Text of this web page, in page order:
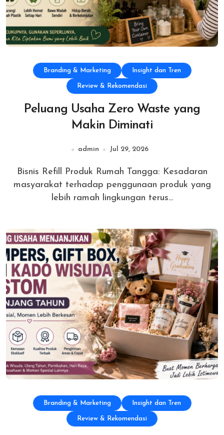
Branding & Marketing Insight dan Tren
Review & Rekomendasi
Peluang Usaha Zero Waste yang
Makin Diminati
admin Jul 29, 2026
Bisnis Refill Produk Rumah Tangga: Kesadaran
masyarakat terhadap penggunaan produk yang
lebih ramah lingkungan terus...
Branding & Marketing Insight dan Tren
Review & Rekomendasi